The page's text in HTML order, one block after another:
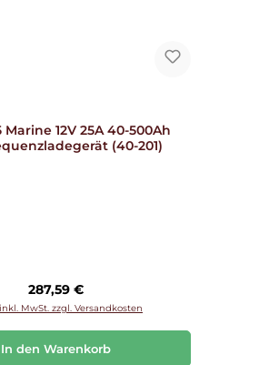
Marine 12V 25A 40-500Ah
(40-201)
Regulärer Preis:
287,59 €
MwSt. zzgl. Versandkosten
In den Warenkorb